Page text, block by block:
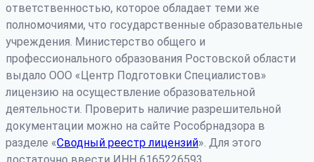
ответственностью, которое обладает теми же
полномочиями, что государственные образовательные
учреждения. Министерство общего и
профессионального образования Ростовской области
выдало ООО «Центр Подготовки Специалистов»
лицензию на осуществление образовательной
деятельности. Проверить наличие разрешительной
документации можно на сайте Рособрнадзора в
разделе «Сводный реестр лицензий». Для этого
достаточно ввести ИНН 6165226593.